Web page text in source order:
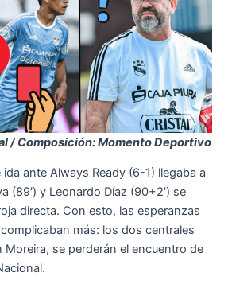
/ Composición: Momento Deportivo
ante Always Ready (6-1) llegaba a
(89′) y Leonardo Díaz (90+2′) se
directa. Con esto, las esperanzas
complicaban más: los dos centrales
Moreira, se perderán el encuentro de